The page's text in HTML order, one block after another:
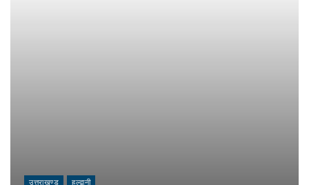
उत्तराखण्ड हल्द्वानी